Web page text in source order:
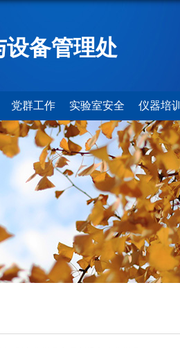
设备管理处
党群工作 实验室安全 仪器培训